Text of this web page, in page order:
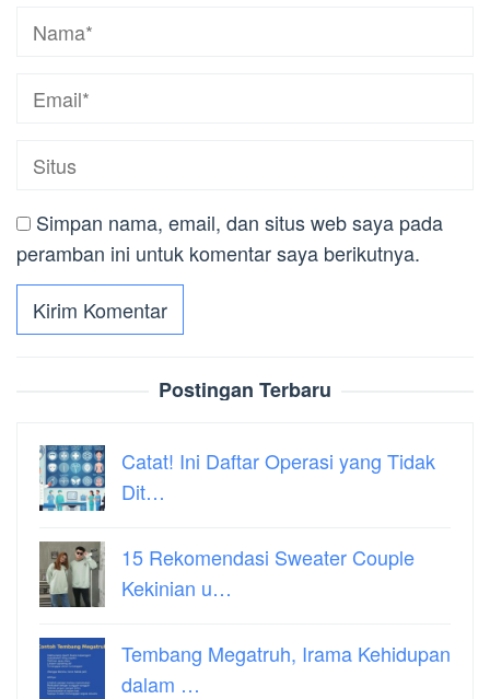
Simpan nama, email, dan situs web saya pada
peramban ini untuk komentar saya berikutnya.
Postingan Terbaru
Catat! Ini Daftar Operasi yang Tidak
Dit…
15 Rekomendasi Sweater Couple
Kekinian u…
Tembang Megatruh, Irama Kehidupan
dalam …